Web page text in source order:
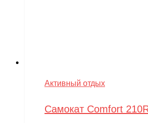
Активный отдых
Самокат Comfort